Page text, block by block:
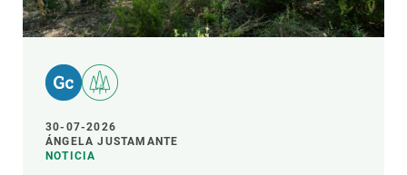
30-07-2026
ÁNGELA JUSTAMANTE
NOTICIA